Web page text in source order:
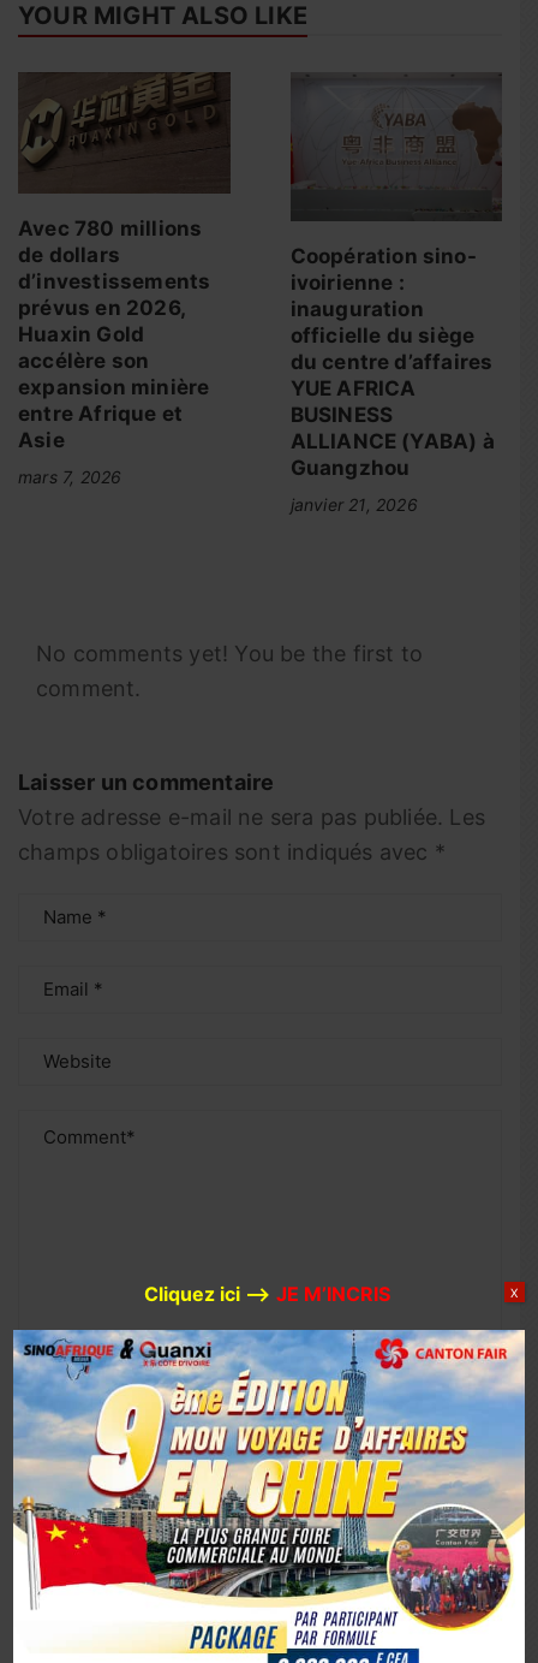
YOUR MIGHT ALSO LIKE
Avec 780 millions
de dollars
d’investissements
prévus en 2026,
Huaxin Gold
accélère son
expansion minière
entre Afrique et
Asie
mars 7, 2026
Coopération sino-
ivoirienne :
inauguration
officielle du siège
du centre d’affaires
YUE AFRICA
BUSINESS
ALLIANCE (YABA) à
Guangzhou
janvier 21, 2026
No comments yet! You be the first to
comment.
Laisser un commentaire
Votre adresse e-mail ne sera pas publiée. Les
champs obligatoires sont indiqués avec *
Cliquez ici –> JE M’INCRIS X